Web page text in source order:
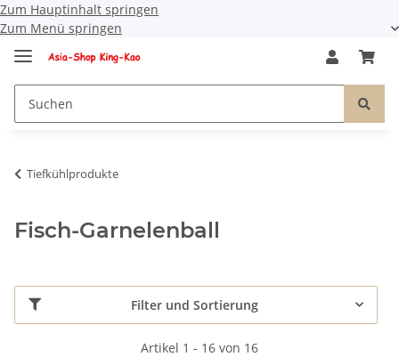
Zum Hauptinhalt springen
Zum Menü springen
Tiefkühlprodukte
Fisch-Garnelenball
Filter und Sortierung
Artikel 1 - 16 von 16